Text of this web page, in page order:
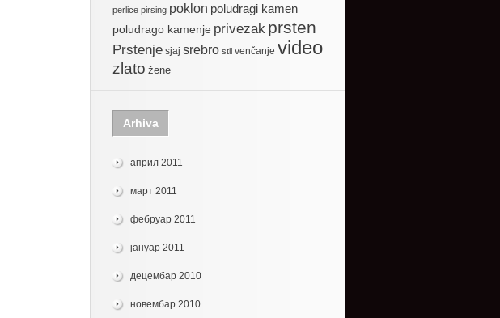
perlice pirsing poklon poludragi kamen
poludrago kamenje privezak prsten
Prstenje sjaj srebro stil venčanje video
zlato žene
Arhiva
април 2011
март 2011
фебруар 2011
јануар 2011
децембар 2010
новембар 2010